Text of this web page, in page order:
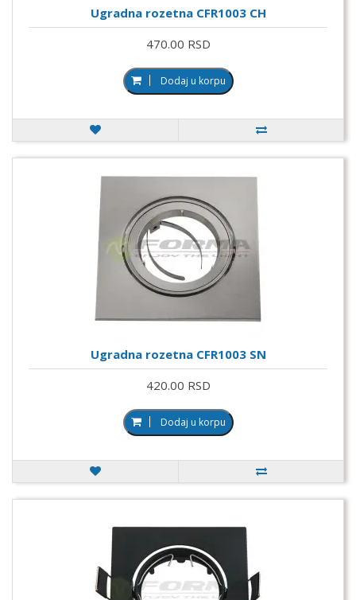
Ugradna rozetna CFR1003 CH
470.00 RSD
Dodaj u korpu
Ugradna rozetna CFR1003 SN
420.00 RSD
Dodaj u korpu